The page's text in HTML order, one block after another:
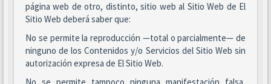
página web de otro, distinto, sitio web al Sitio Web de El
Sitio Web deberá saber que:
No se permite la reproducción —total o parcialmente— de
ninguno de los Contenidos y/o Servicios del Sitio Web sin
autorización expresa de El Sitio Web.